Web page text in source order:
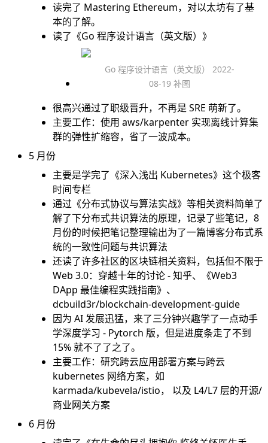
读完了 Mastering Ethereum，对以太坊有了基
本的了解。
读了《Go 程序设计语言（英文版）》
Go 程序设计语言（英文版） 2022-
08-19 补图
很高兴通过了职级晋升，不再是 SRE 萌新了。
主要工作：使用 aws/karpenter 实现离线计算集
群的弹性扩缩容，省了一波成本。
5 月份
主要是学完了《深入浅出 Kubernetes》这个极客
时间专栏
通过《分布式协议与算法实战》等相关资料简单了
解了下分布式共识算法的原理，记录了些笔记，8
月份的时候把笔记整理输出为了一篇博客分布式系
统的一致性问题与共识算法
还读了许多社区的区块链相关资料，包括但不限于
Web 3.0：穿越十年的讨论 - 知乎、
《Web3
DApp 最佳编程实践指南》 、
dcbuild3r/blockchain-development-guide
因为 AI 发展迅猛，来了三分钟兴趣学了一点动手
学深度学习 - Pytorch 版，但是进度条走了不到
15% 就不了了之了。
主要工作：研究跨云应用部署方案与跨云
kubernetes 网络方案，如
karmada/kubevela/istio， 以及 L4/L7 层的开源/
商业网关方案
6 月份